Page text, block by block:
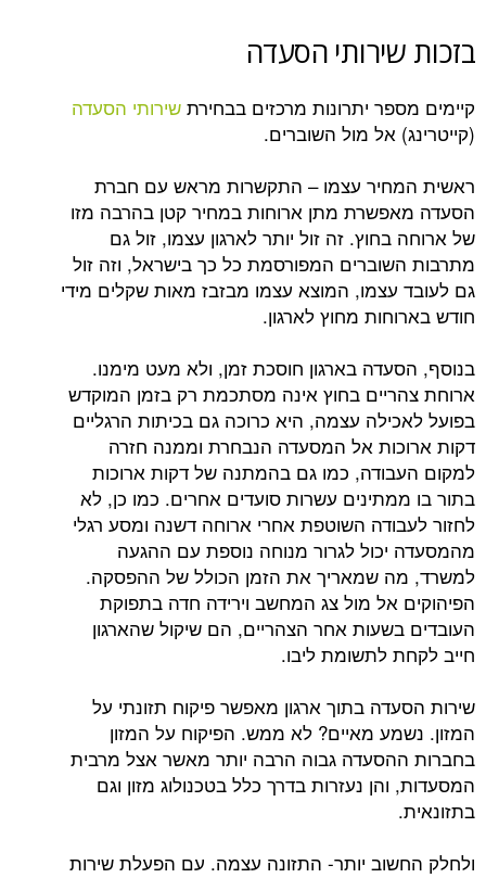
הסעדה
יתרונות מרכזים בבחירתשירותי הסעדה
אל מול השוברים.
עצמו – התקשרות מראש עם חברת
מתן ארוחות במחיר קטן בהרבה מזו
זה זול יותר לארגון עצמו, זול גם
המפורסמת כל כך בישראל, וזה זול
המוצא עצמו מבזבז מאות שקלים מידי
מחוץ לארגון.
בארגון חוסכת זמן, ולא מעט מימנו.
בחוץ אינה מסתכמת רק בזמן המוקדש
עצמה, היא כרוכה גם בכיתות הרגליים
אל המסעדה הנבחרת וממנה חזרה
כמו גם בהמתנה של דקות ארוכות
עשרות סועדים אחרים. כמו כן, לא
השוטפת אחרי ארוחה דשנה ומסע רגלי
לגרור מנוחה נוספת עם ההגעה
שמאריך את הזמן הכולל של ההפסקה.
אל מול צג המחשב וירידה חדה בתפוקת
אחר הצהריים, הם שיקול שהארגון
לתשומת ליבו.
בתוך ארגון מאפשר פיקוח תזונתי על
מאיים? לא ממש. הפיקוח על המזון
גבוה הרבה יותר מאשר אצל מרבית
נעזרות בדרך כלל בטכנולוג מזון וגם
יותר- התזונה עצמה. עם הפעלת שירות